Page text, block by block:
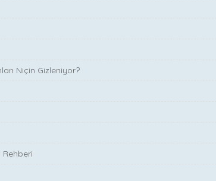
Niçin Gizleniyor?
Rehberi